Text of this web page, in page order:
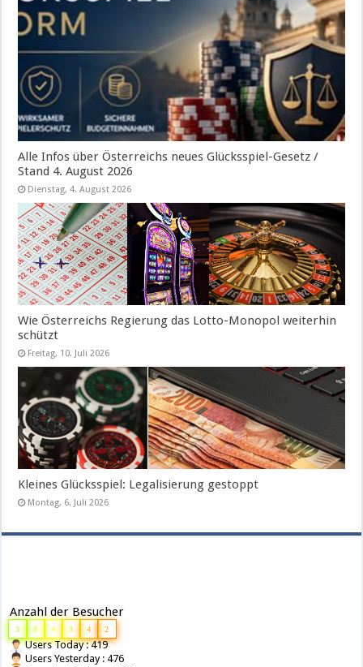
Alle Infos über Österreichs neues Glücksspiel-Gesetz /
Stand 4. August 2026
Dienstag, 4. August 2026
Wie Österreichs Regierung das Lotto-Monopol weiterhin
schützt
Freitag, 10. Juli 2026
Kleines Glücksspiel: Legalisierung gestoppt
Montag, 6. Juli 2026
Anzahl der Besucher
3 8 4 3 4 2
Users Today : 419
Users Yesterday : 476